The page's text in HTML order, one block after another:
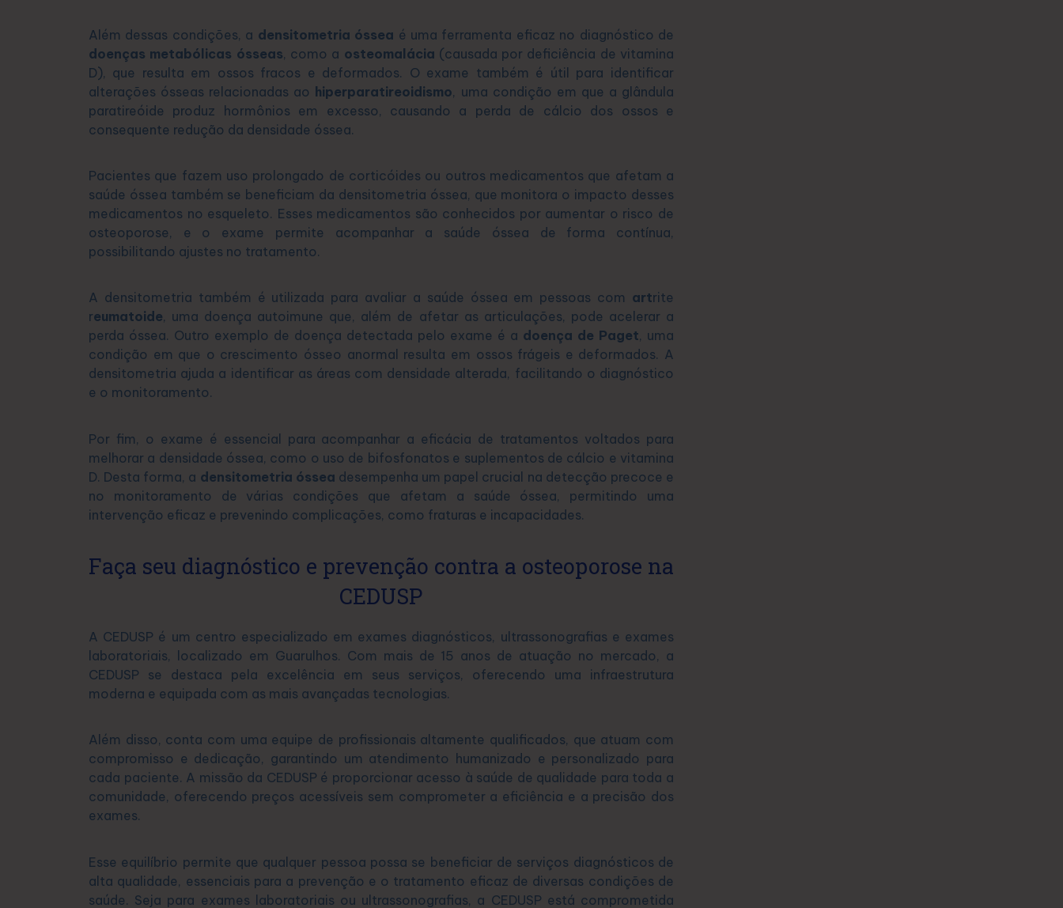
Além dessas condições, a densitometria óssea é uma ferramenta eficaz no diagnóstico de
doenças metabólicas ósseas, como a osteomalácia (causada por deficiência de vitamina
D), que resulta em ossos fracos e deformados. O exame também é útil para identificar
alterações ósseas relacionadas ao hiperparatireoidismo, uma condição em que a glândula
paratireóide produz hormônios em excesso, causando a perda de cálcio dos ossos e
consequente redução da densidade óssea.
Pacientes que fazem uso prolongado de corticóides ou outros medicamentos que afetam a
saúde óssea também se beneficiam da densitometria óssea, que monitora o impacto desses
medicamentos no esqueleto. Esses medicamentos são conhecidos por aumentar o risco de
osteoporose, e o exame permite acompanhar a saúde óssea de forma contínua,
possibilitando ajustes no tratamento.
A densitometria também é utilizada para avaliar a saúde óssea em pessoas com artrite
reumatoide, uma doença autoimune que, além de afetar as articulações, pode acelerar a
perda óssea. Outro exemplo de doença detectada pelo exame é a doença de Paget, uma
condição em que o crescimento ósseo anormal resulta em ossos frágeis e deformados. A
densitometria ajuda a identificar as áreas com densidade alterada, facilitando o diagnóstico
e o monitoramento.
Por fim, o exame é essencial para acompanhar a eficácia de tratamentos voltados para
melhorar a densidade óssea, como o uso de bifosfonatos e suplementos de cálcio e vitamina
D. Desta forma, a densitometria óssea desempenha um papel crucial na detecção precoce e
no monitoramento de várias condições que afetam a saúde óssea, permitindo uma
intervenção eficaz e prevenindo complicações, como fraturas e incapacidades.
Faça seu diagnóstico e prevenção contra a osteoporose na
CEDUSP
A CEDUSP é um centro especializado em exames diagnósticos, ultrassonografias e exames
laboratoriais, localizado em Guarulhos. Com mais de 15 anos de atuação no mercado, a
CEDUSP se destaca pela excelência em seus serviços, oferecendo uma infraestrutura
moderna e equipada com as mais avançadas tecnologias.
Além disso, conta com uma equipe de profissionais altamente qualificados, que atuam com
compromisso e dedicação, garantindo um atendimento humanizado e personalizado para
cada paciente. A missão da CEDUSP é proporcionar acesso à saúde de qualidade para toda a
comunidade, oferecendo preços acessíveis sem comprometer a eficiência e a precisão dos
exames.
Esse equilíbrio permite que qualquer pessoa possa se beneficiar de serviços diagnósticos de
alta qualidade, essenciais para a prevenção e o tratamento eficaz de diversas condições de
saúde. Seja para exames laboratoriais ou ultrassonografias, a CEDUSP está comprometida